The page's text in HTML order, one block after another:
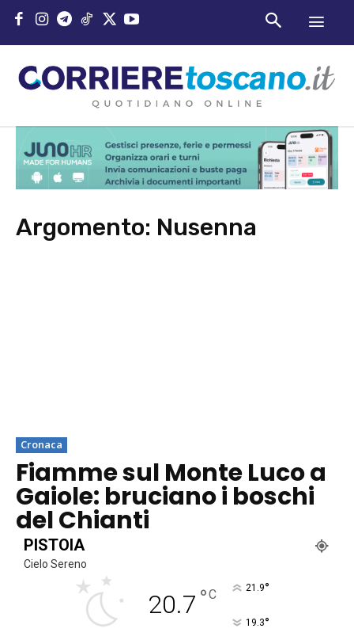
Argomento: Nusenna
Cronaca
Fiamme sul Monte Luco a
Gaiole: bruciano i boschi
del Chianti
PISTOIA
Cielo Sereno
20.7 °C 21.9°
19.3°